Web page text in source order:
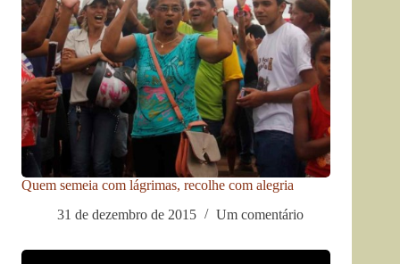
Quem semeia com lágrimas, recolhe com alegria
31 de dezembro de 2015
Um comentário